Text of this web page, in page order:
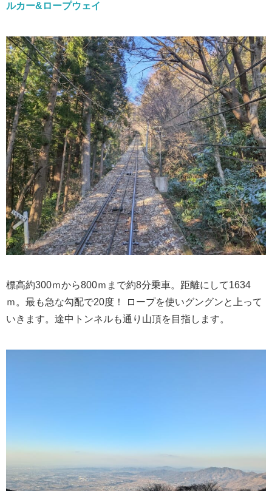
ルカー&ロープウェイ
標高約300ｍから800ｍまで約8分乗車。距離にして1634
ｍ。最も急な勾配で20度！ ロープを使いグングンと上って
いきます。途中トンネルも通り山頂を目指します。